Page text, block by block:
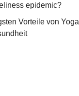
epidemic?
Vorteile von Yoga